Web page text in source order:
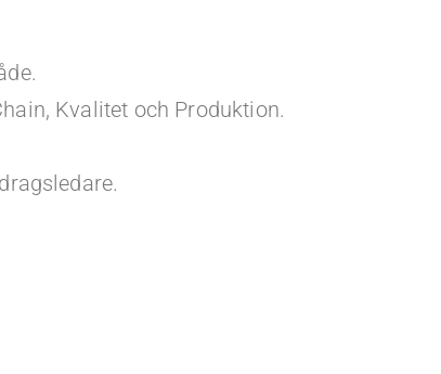
Kvalitet och Produktion.